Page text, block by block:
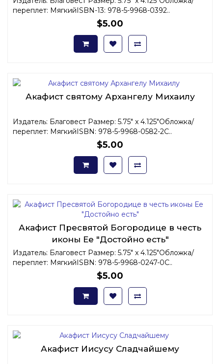
переплет: МягкийISBN-13: 978-5-9968-0392..
$5.00
Акафист святому Архангелу Михаилу
Издатель: Благовест Размер: 5.75" x 4.125"Обложка/
переплет: МягкийISBN: 978-5-9968-0582-2С..
$5.00
Акафист Пресвятой Богородице в честь
иконы Ее "Достойно есть"
Издатель: Благовест Размер: 5.75" x 4.125"Обложка/
переплет: МягкийISBN: 978-5-9968-0247-0С..
$5.00
Акафист Иисусу Сладчайшему